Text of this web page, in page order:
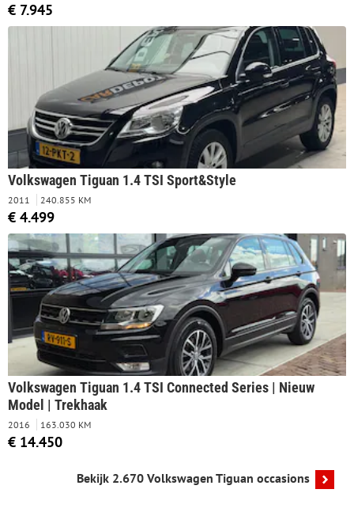
€ 7.945
Volkswagen Tiguan 1.4 TSI Sport&Style
2011 240.855 KM
€ 4.499
Volkswagen Tiguan 1.4 TSI Connected Series | Nieuw
Model | Trekhaak
2016 163.030 KM
€ 14.450
Bekijk 2.670 Volkswagen Tiguan occasions